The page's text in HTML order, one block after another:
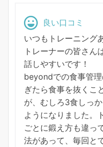
良い口コミ
いつもトレーニング
トレーナーの皆さん
話しやすいです！
beyondでの食事管
ぎたら食事を抜くこ
が、むしろ3食しっ
ようになりました。
ごとに鍛え方も違っ
法があって、毎回と